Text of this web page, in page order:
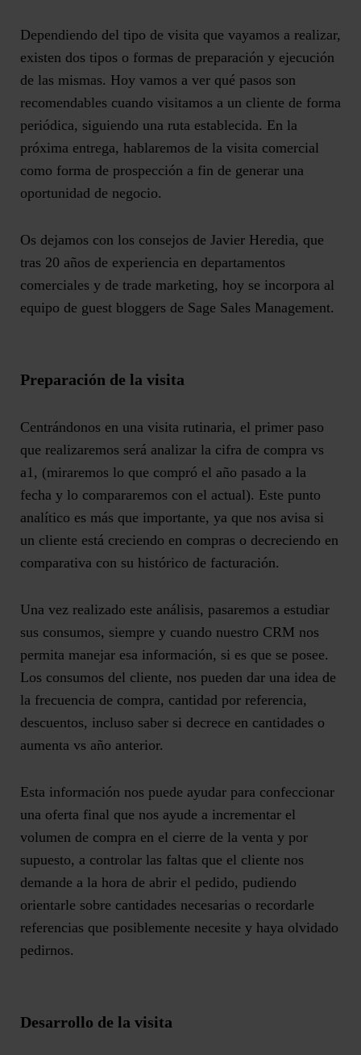
Dependiendo del tipo de visita que vayamos a realizar,
existen dos tipos o formas de preparación y ejecución
de las mismas. Hoy vamos a ver qué pasos son
recomendables cuando visitamos a un cliente de forma
periódica, siguiendo una ruta establecida. En la
próxima entrega, hablaremos de la visita comercial
como forma de prospección a fin de generar una
oportunidad de negocio.
Os dejamos con los consejos de Javier Heredia, que
tras 20 años de experiencia en departamentos
comerciales y de trade marketing, hoy se incorpora al
equipo de guest bloggers de Sage Sales Management.
Preparación de la visita
Centrándonos en una visita rutinaria, el primer paso
que realizaremos será analizar la cifra de compra vs
a1, (miraremos lo que compró el año pasado a la
fecha y lo compararemos con el actual). Este punto
analítico es más que importante, ya que nos avisa si
un cliente está creciendo en compras o decreciendo en
comparativa con su histórico de facturación.
Una vez realizado este análisis, pasaremos a estudiar
sus consumos, siempre y cuando nuestro CRM nos
permita manejar esa información, si es que se posee.
Los consumos del cliente, nos pueden dar una idea de
la frecuencia de compra, cantidad por referencia,
descuentos, incluso saber si decrece en cantidades o
aumenta vs año anterior.
Esta información nos puede ayudar para confeccionar
una oferta final que nos ayude a incrementar el
volumen de compra en el cierre de la venta y por
supuesto, a controlar las faltas que el cliente nos
demande a la hora de abrir el pedido, pudiendo
orientarle sobre cantidades necesarias o recordarle
referencias que posiblemente necesite y haya olvidado
pedirnos.
Desarrollo de la visita